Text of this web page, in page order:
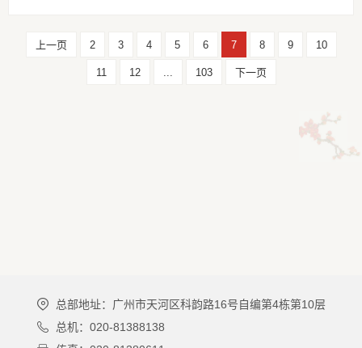
上一页 2 3 4 5 6 7 8 9 10
11 12 ... 103 下一页
总部地址：广州市天河区科韵路16号自编第4栋第10层
总机：020-81388138